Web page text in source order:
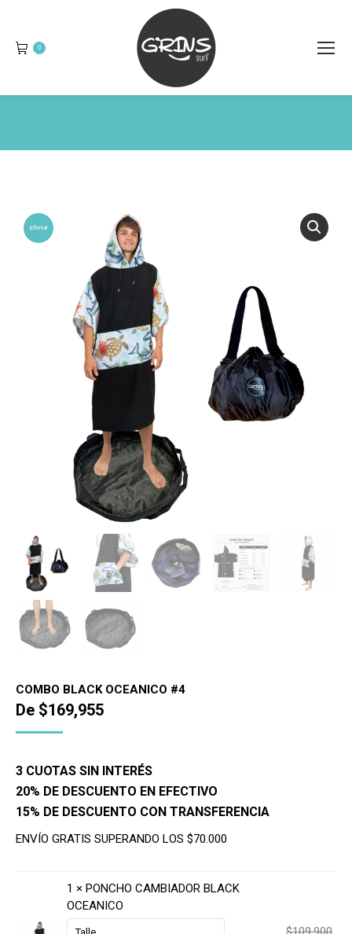
0
¡Oferta!
COMBO BLACK OCEANICO #4
De $169,955
3 CUOTAS SIN INTERÉS
20% DE DESCUENTO EN EFECTIVO
15% DE DESCUENTO CON TRANSFERENCIA
ENVÍO GRATIS SUPERANDO LOS $70.000
1 × PONCHO CAMBIADOR BLACK
OCEANICO
El